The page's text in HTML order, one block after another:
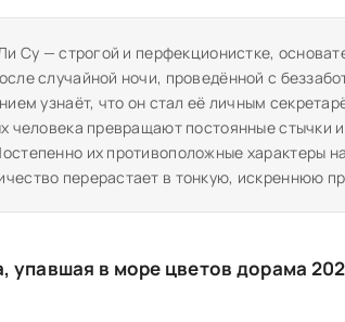
Су — строгой и перфекционистке,
случайной ночи, проведённой с
узнаёт, что он стал её личным
человека превращают постоянные стычки
их противоположные характеры
перерастает в тонкую, искреннюю
упавшая в море цветов дорама